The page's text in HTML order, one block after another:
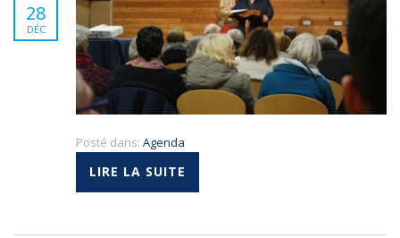
28
DÉC
Posté dans: Agenda
LIRE LA SUITE